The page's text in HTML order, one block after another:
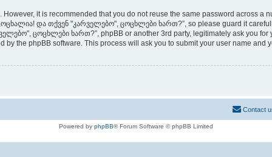
it is recommended that you do not reuse the same password across a
და თქვენ "კარველებო", ცოცხლები ხართ?”, so please guard it
ცოცხლები ხართ?”, phpBB or another 3rd party, legitimately ask you for
by the phpBB software. This process will ask you to submit your user name
Contact
Powered by phpBB® Forum Software © phpBB Limited